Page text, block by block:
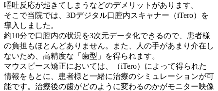
嘔吐反応が起きてしまうなどのデメリットがあります。
そこで当院では、3Dデジタル口腔内スキャナー（iTero）を
導入しました。
約10分で口腔内の状況を3次元データ化できるので、患者様
の負担もほとんどありません。また、人の手があまり介在し
ないため、高精度な「歯型」を得られます。
マウスピース矯正においては、（iTero）によって得られた
情報をもとに、患者様と一緒に治療のシミュレーションが可
能です。治療後の歯がどのように変わるのかがモニター映像